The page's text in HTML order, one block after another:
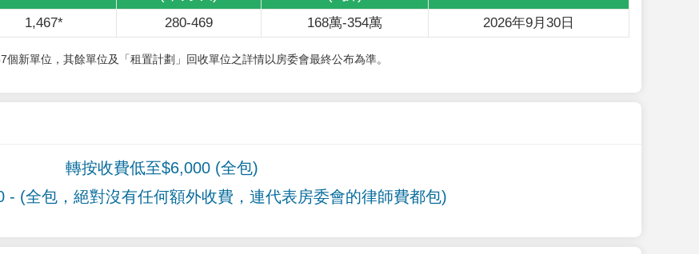
1,467* 280-469 168萬-354萬 2026年9月30日
新單位，其餘單位及「租置計劃」回收單位之詳情以房委會最終公布為準。
轉按收費低至$6,000 (全包)
- (全包，絕對沒有任何額外收費，連代表房委會的律師費都包)